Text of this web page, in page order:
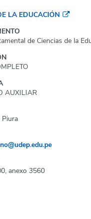
LA EDUCACIÓN
de Ciencias de la
AUXILIAR
Piura
anexo 3560